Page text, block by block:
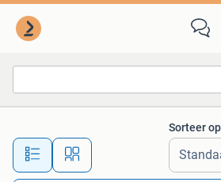
Alle afstanden…
Sorteer op